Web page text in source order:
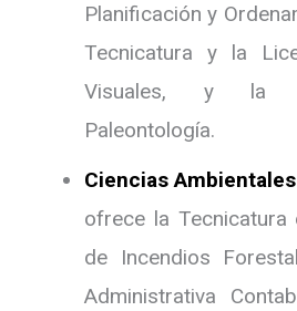
Planificación y
Tecnicatura y la
Visuales, y la
Paleontología.
Ciencias
ofrece la Tecnicatura
de Incendios
Administrativa